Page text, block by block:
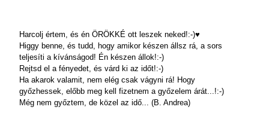
Harcolj értem, és én ÖRÖKKÉ ott leszek neked!:-)♥
Higgy benne, és tudd, hogy amikor készen állsz rá, a sors
teljesíti a kívánságod! Én készen állok!:-)
Rejtsd el a fényedet, és várd ki az időt!:-)
Ha akarok valamit, nem elég csak vágyni rá! Hogy
győzhessek, előbb meg kell fizetnem a győzelem árát...!:-)
Még nem győztem, de közel az idő... (B. Andrea)